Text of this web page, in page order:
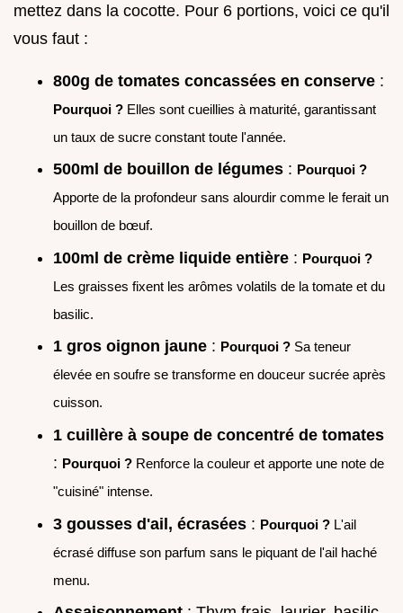
mettez dans la cocotte. Pour 6 portions, voici ce qu'il
vous faut :
800g de tomates concassées en conserve :
Pourquoi ? Elles sont cueillies à maturité, garantissant
un taux de sucre constant toute l'année.
500ml de bouillon de légumes : Pourquoi ?
Apporte de la profondeur sans alourdir comme le ferait un
bouillon de bœuf.
100ml de crème liquide entière : Pourquoi ?
Les graisses fixent les arômes volatils de la tomate et du
basilic.
1 gros oignon jaune : Pourquoi ? Sa teneur
élevée en soufre se transforme en douceur sucrée après
cuisson.
1 cuillère à soupe de concentré de tomates
: Pourquoi ? Renforce la couleur et apporte une note de
"cuisiné" intense.
3 gousses d'ail, écrasées : Pourquoi ? L'ail
écrasé diffuse son parfum sans le piquant de l'ail haché
menu.